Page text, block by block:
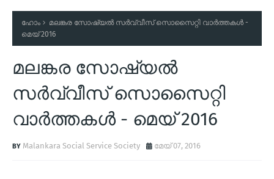
ഹോം
മലങ്കര സോഷ്യല്‍ സര്‍വ്വീസ് സൊസൈറ്റി വാര്‍ത്തകള്‍ -
മെയ് 2016
മലങ്കര സോഷ്യല്‍
സര്‍വ്വീസ് സൊസൈറ്റി
വാര്‍ത്തകള്‍ - മെയ് 2016
Malankara Social Service Society മേയ് 07, 2016